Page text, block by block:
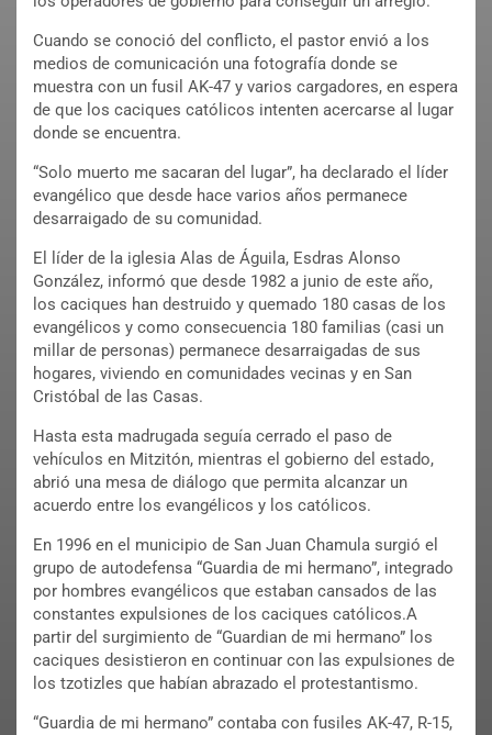
Cuando se conoció del conflicto, el pastor envió a los
medios de comunicación una fotografía donde se
muestra con un fusil AK-47 y varios cargadores, en espera
de que los caciques católicos intenten acercarse al lugar
donde se encuentra.
“Solo muerto me sacaran del lugar”, ha declarado el líder
evangélico que desde hace varios años permanece
desarraigado de su comunidad.
El líder de la iglesia Alas de Águila, Esdras Alonso
González, informó que desde 1982 a junio de este año,
los caciques han destruido y quemado 180 casas de los
evangélicos y como consecuencia 180 familias (casi un
millar de personas) permanece desarraigadas de sus
hogares, viviendo en comunidades vecinas y en San
Cristóbal de las Casas.
Hasta esta madrugada seguía cerrado el paso de
vehículos en Mitzitón, mientras el gobierno del estado,
abrió una mesa de diálogo que permita alcanzar un
acuerdo entre los evangélicos y los católicos.
En 1996 en el municipio de San Juan Chamula surgió el
grupo de autodefensa “Guardia de mi hermano”, integrado
por hombres evangélicos que estaban cansados de las
constantes expulsiones de los caciques católicos.A
partir del surgimiento de “Guardian de mi hermano” los
caciques desistieron en continuar con las expulsiones de
los tzotizles que habían abrazado el protestantismo.
“Guardia de mi hermano” contaba con fusiles AK-47, R-15,